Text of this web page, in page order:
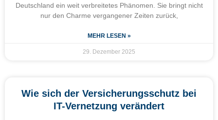
Deutschland ein weit verbreitetes Phänomen. Sie bringt nicht
nur den Charme vergangener Zeiten zurück,
MEHR LESEN »
29. Dezember 2025
Wie sich der Versicherungsschutz bei
IT-Vernetzung verändert